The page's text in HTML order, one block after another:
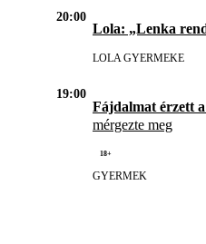
20:00
Lola: „Lenka
LOLA GYERMEKE
19:00
Fájdalmat érzett a
mérgezte meg
18+
GYERMEK